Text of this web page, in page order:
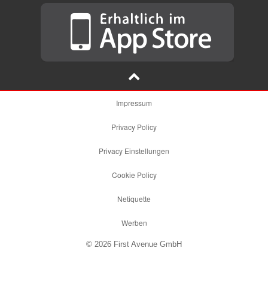
Impressum
Privacy Policy
Privacy Einstellungen
Cookie Policy
Netiquette
Werben
© 2026 First Avenue GmbH